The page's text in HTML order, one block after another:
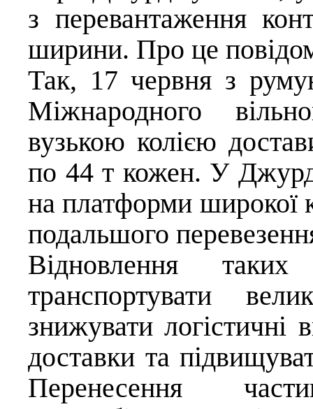
з перевантаження
ширини. Про це
Так, 17 червня з
Міжнародного
вузькою колією
по 44 т кожен. У
на платформи широкої
подальшого
Відновлення
транспортувати
знижувати логістичні
доставки та
Перенесення